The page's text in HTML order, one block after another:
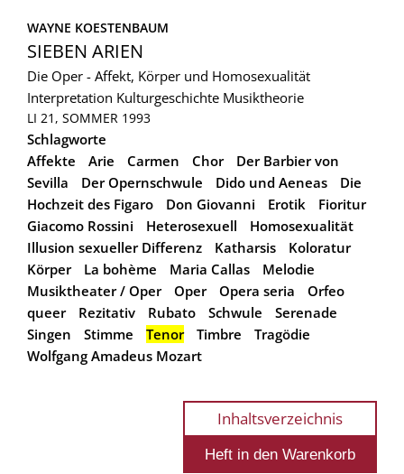
WAYNE KOESTENBAUM
SIEBEN ARIEN
Die Oper - Affekt, Körper und Homosexualität
Interpretation Kulturgeschichte Musiktheorie
LI 21, SOMMER 1993
Schlagworte
Affekte
Arie Carmen Chor
Der Barbier von
Sevilla
Der Opernschwule Dido und Aeneas
Die
Hochzeit des Figaro
Don Giovanni Erotik
Fioritur
Giacomo Rossini
Heterosexuell
Homosexualität
Illusion sexueller Differenz
Katharsis
Koloratur
Körper
La bohème Maria Callas
Melodie
Musiktheater / Oper
Oper Opera seria
Orfeo
queer
Rezitativ Rubato Schwule
Serenade
Singen
Stimme Tenor Timbre
Tragödie
Wolfgang Amadeus Mozart
Inhaltsverzeichnis